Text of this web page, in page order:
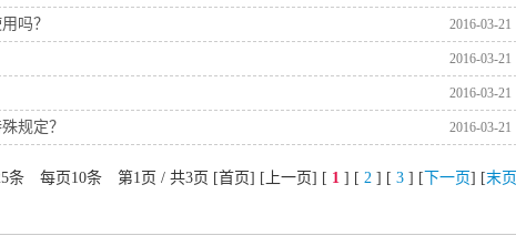
吗？ 2016-03-21
2016-03-21
2016-03-21
规定？ 2016-03-21
条 每页10条 第1页 / 共3页 [首页] [上一页] [ 1 ] [ 2 ] [ 3 ] [ 下一页] [末页